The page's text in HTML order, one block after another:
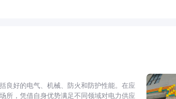
良好的电气、机械、防火和防护性能。在应
所，凭借自身优势满足不同领域对电力供应